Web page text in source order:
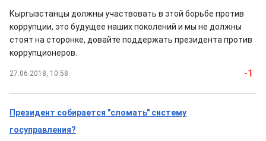
Кыргызстанцы должны участвовать в этой борьбе против
коррупции, это будущее наших поколений и мы не должны
стоят на сторонке, довайте поддержать президента против
коррупционеров.
27.06.2018, 10:58 -1
Президент собирается "сломать" систему
госуправления?